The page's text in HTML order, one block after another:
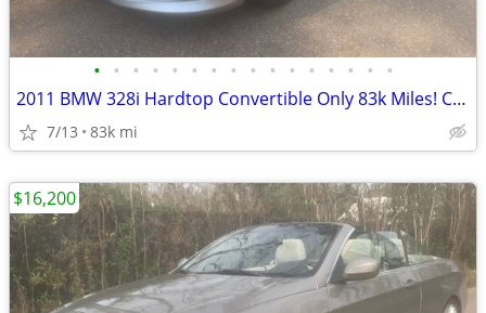
• • • • • • • • • • • • • • • •
2011 BMW 328i Hardtop Convertible Only 83k Miles! Clean and Runs Well.
7/13 83k mi
$16,200